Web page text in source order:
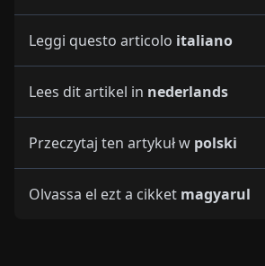
Leggi questo articolo italiano
Lees dit artikel in nederlands
Przeczytaj ten artykuł w polski
Olvassa el ezt a cikket magyarul